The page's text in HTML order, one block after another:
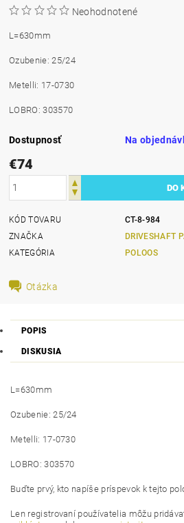
Neohodnotené
L=630mm
Ozubenie: 25/24
Metelli: 17-0730
LOBRO: 303570
Dostupnosť Na
€74
KÓD TOVARU
CT-8-984
ZNAČKA
DRIVESHAFT
KATEGÓRIA
POLOOS
Otázka
POPIS
DISKUSIA
L=630mm
Ozubenie: 25/24
Metelli: 17-0730
LOBRO: 303570
Buďte prvý, kto napíše príspevok k tejto
Len registrovaní používatelia môžu